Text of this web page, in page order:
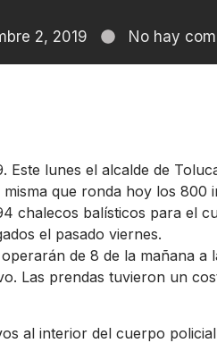
2, 2019 No hay
Este lunes el alcalde de
que ronda hoy los 800
chalecos balísticos para el
el pasado viernes.
de 8 de la mañana a
Las prendas tuvieron un
al interior del cuerpo